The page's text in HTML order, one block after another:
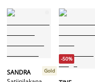
SANDRA
Gold
-50%